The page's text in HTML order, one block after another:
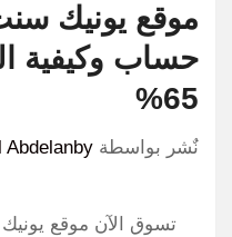
موقع يونيك
حساب وكيفية
65%
نٌشر بواسطة Abdelanby
تسوق الآن موقع